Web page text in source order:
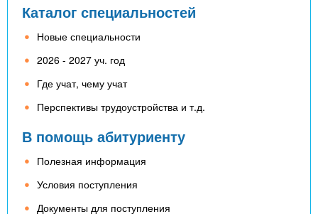
Каталог специальностей
Новые специальности
2026 - 2027 уч. год
Где учат, чему учат
Перспективы трудоустройства и т.д.
В помощь абитуриенту
Полезная информация
Условия поступления
Документы для поступления